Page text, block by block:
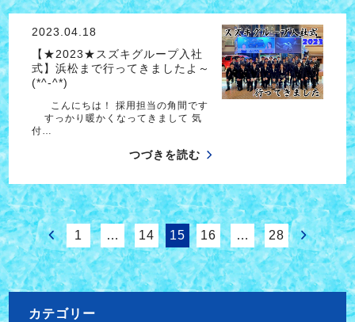
2023.04.18
【★2023★スズキグループ入社
式】浜松まで行ってきましたよ～
(*^-^*)
こんにちは！ 採用担当の角間です
すっかり暖かくなってきまして 気
付…
つづきを読む
1 … 14 15 16 … 28
カテゴリー